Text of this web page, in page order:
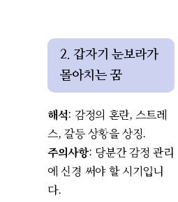
2. 갑자기 눈보라가
몰아치는 꿈
해석: 감정의 혼란, 스트레
스, 갈등 상황을 상징.
주의사항: 당분간 감정 관리
에 신경 써야 할 시기입니
다.